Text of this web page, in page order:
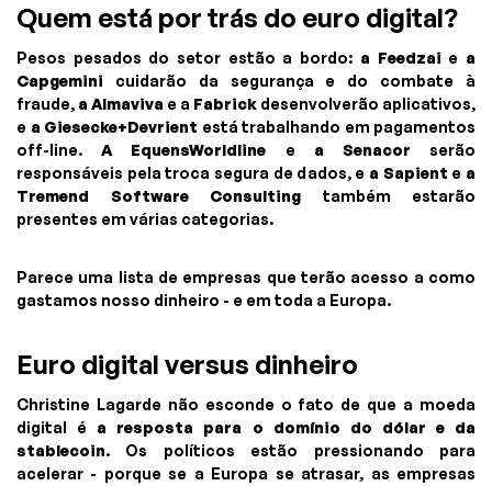
Quem está por trás do euro digital?
Pesos pesados do setor estão a bordo: a Feedzai e a
Capgemini cuidarão da segurança e do combate à
fraude, a Almaviva e a Fabrick desenvolverão aplicativos,
e a Giesecke+Devrient está trabalhando em pagamentos
off-line.A EquensWorldline e a Senacor serão
responsáveis pela troca segura de dados, e a Sapient e a
Tremend Software Consulting também estarão
presentes em várias categorias.
Parece uma lista de empresas que terão acesso a como
gastamos nosso dinheiro - e em toda a Europa.
Euro digital versus dinheiro
Christine Lagarde não esconde o fato de que a moeda
digital é a resposta para o domínio do dólar e da
stablecoin. Os políticos estão pressionando para
acelerar - porque se a Europa se atrasar, as empresas